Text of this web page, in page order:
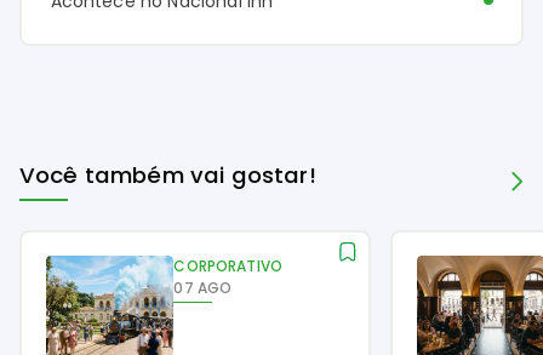
Você também vai gostar!
CORPORATIVO
07 AGO